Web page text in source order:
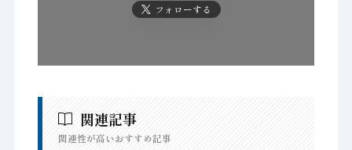
フォローする
関連記事
関連性が高いおすすめ記事